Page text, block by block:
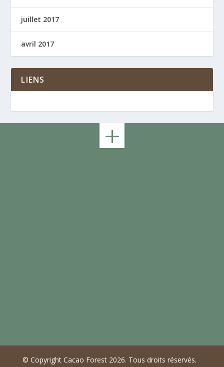
juillet 2017
avril 2017
LIENS
© Copyright Cacao Forest 2026. Tous droits réservés.